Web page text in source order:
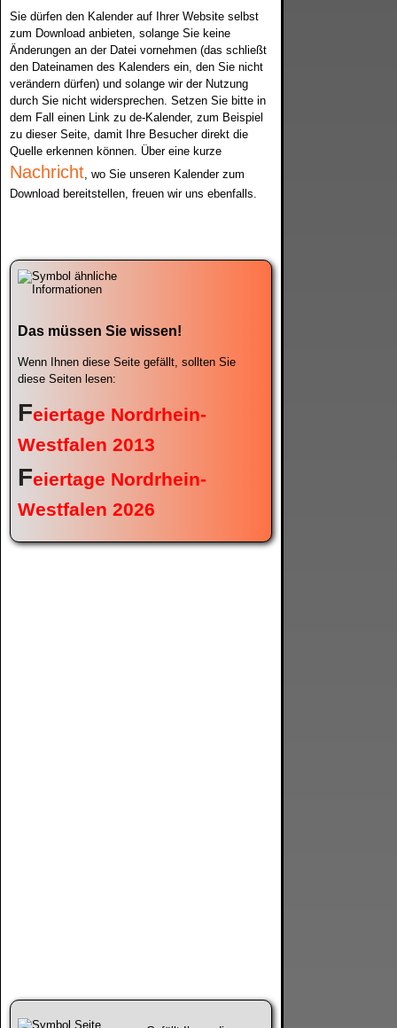
Sie dürfen den Kalender auf Ihrer Website selbst
zum Download anbieten, solange Sie keine
Änderungen an der Datei vornehmen (das schließt
den Dateinamen des Kalenders ein, den Sie nicht
verändern dürfen) und solange wir der Nutzung
durch Sie nicht widersprechen. Setzen Sie bitte in
dem Fall einen Link zu de-Kalender, zum Beispiel
zu dieser Seite, damit Ihre Besucher direkt die
Quelle erkennen können. Über eine kurze
Nachricht , wo Sie unseren Kalender zum
Download bereitstellen, freuen wir uns ebenfalls.
Das müssen Sie wissen!
Wenn Ihnen diese Seite gefällt, sollten Sie
diese Seiten lesen:
Feiertage Nordrhein-
Westfalen 2013
Feiertage Nordrhein-
Westfalen 2026